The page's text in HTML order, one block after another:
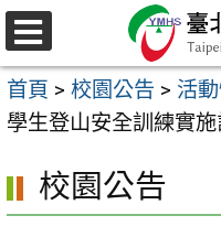
跳
至
主
要
容
區
選
單
首頁 > 校園公告 > 活
學生登山安全訓練實施
校園公告